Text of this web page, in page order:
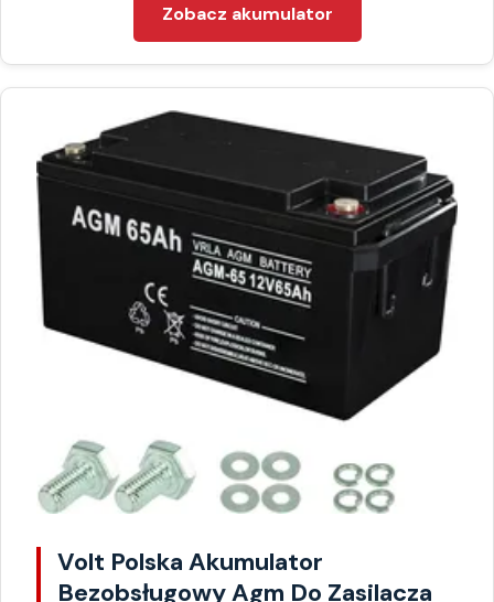
Zobacz akumulator
Volt Polska Akumulator
Bezobsługowy Agm Do Zasilacza